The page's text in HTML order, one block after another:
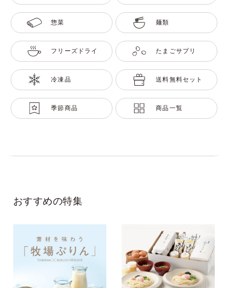
惣菜 麺類
フリーズドライ たまごサプリ
冷凍品 送料無料セット
季節商品 商品一覧
おすすめの特集